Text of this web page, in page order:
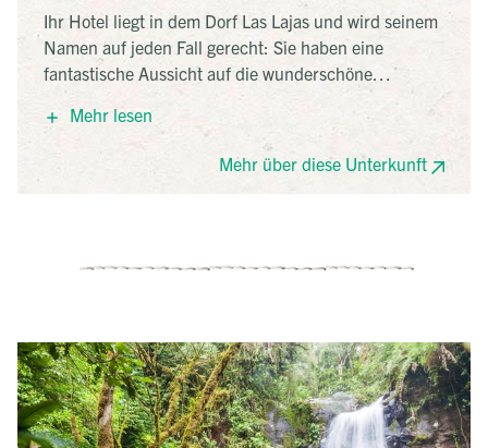
Ihr Hotel liegt in dem Dorf Las Lajas und wird seinem
Namen auf jeden Fall gerecht: Sie haben eine
fantastische Aussicht auf die wunderschöne
Hügellandschaft und die Berge im Hintergrund. Eine
kleine Wohlfühl-Oase zwischen Strand und Bergen.
Klein im wahrsten Sinne des Wortes, denn es gibt nur
vier Zimmer, weswegen hier eine sehr familiäre
Mehr lesen
Mehr über diese Unterkunft